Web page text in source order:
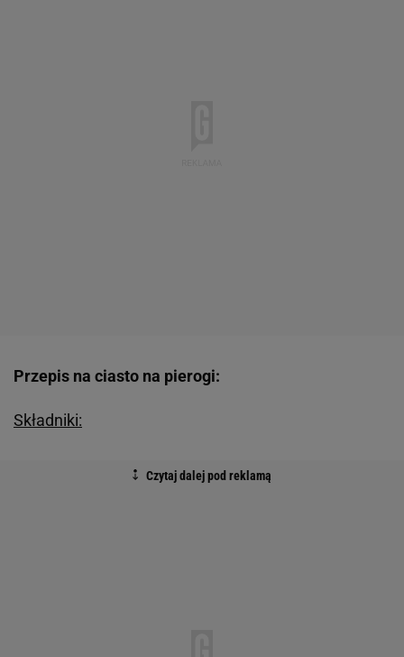
Przepis na ciasto na pierogi:
Składniki: